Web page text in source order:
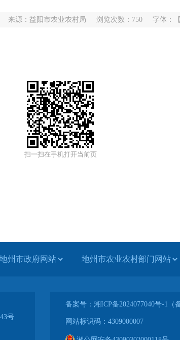
来源：益阳市农业农村局 浏览次数： 750 字体：
扫一扫在手机打开当前页
号
备案号：湘ICP备2024077040号-1（
网站标识码：4309000007